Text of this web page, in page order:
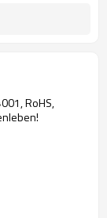
RoHS,